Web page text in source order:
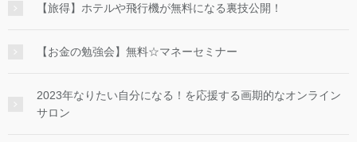
【旅得】ホテルや飛行機が無料になる裏技公開！
【お金の勉強会】無料☆マネーセミナー
2023年なりたい自分になる！を応援する画期的なオンライン
サロン